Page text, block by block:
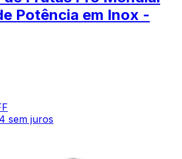
Potência em Inox -
sem juros